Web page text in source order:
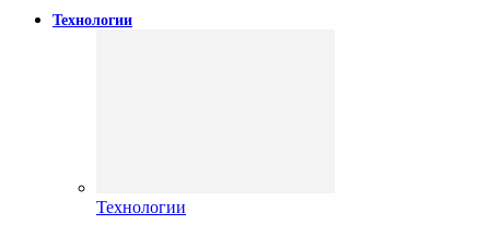
Технологии
Технологии